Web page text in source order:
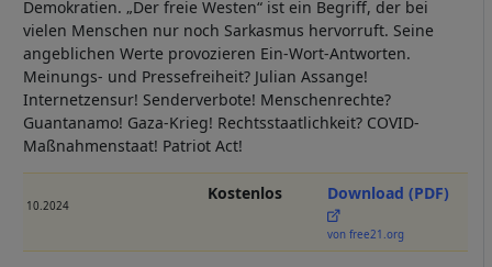
Demokratien. „Der freie Westen“ ist ein Begriff, der bei
vielen Menschen nur noch Sarkasmus hervorruft. Seine
angeblichen Werte provozieren Ein-Wort-Antworten.
Meinungs- und Pressefreiheit? Julian Assange!
Internetzensur! Senderverbote! Menschenrechte?
Guantanamo! Gaza-Krieg! Rechtsstaatlichkeit? COVID-
Maßnahmenstaat! Patriot Act!
10.2024
Kostenlos Download (PDF)
von free21.org